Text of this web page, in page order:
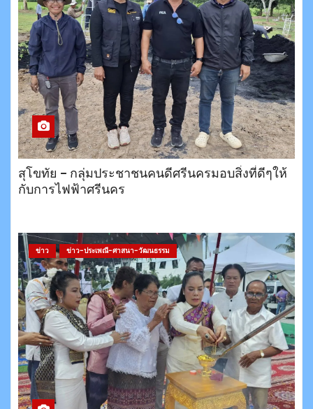
สุโขทัย – กลุ่มประชาชนคนดีศรีนครมอบสิ่งที่ดีๆให้
กับการไฟฟ้าศรีนคร
ข่าว ข่าว-ประเพณี-ศาสนา-วัฒนธรรม